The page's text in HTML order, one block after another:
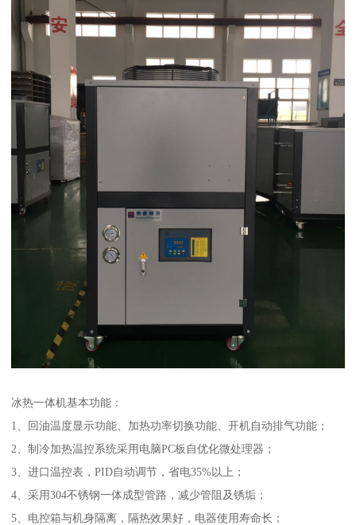
冰热一体机基本功能：
1、回油温度显示功能、加热功率切换功能、开机自动排气功能；
2、制冷加热温控系统采用电脑PC板自优化微处理器；
3、进口温控表，PID自动调节，省电35%以上；
4、采用304不锈钢一体成型管路，减少管阻及锈垢；
5、电控箱与机身隔离，隔热效果好，电器使用寿命长；